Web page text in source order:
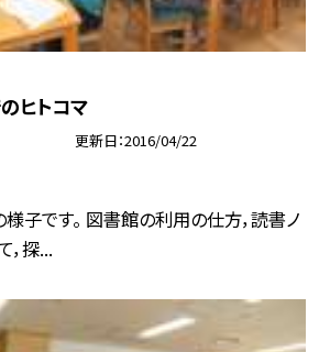
ヒトコマ
更新日 2016/04/22
子です。 図書館の利用の仕方，読書ノ
，探...